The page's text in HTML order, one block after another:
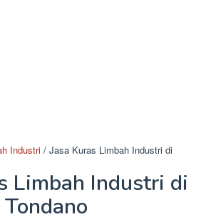
Industri / Jasa Kuras Limbah Industri di
Limbah Industri di
Tondano